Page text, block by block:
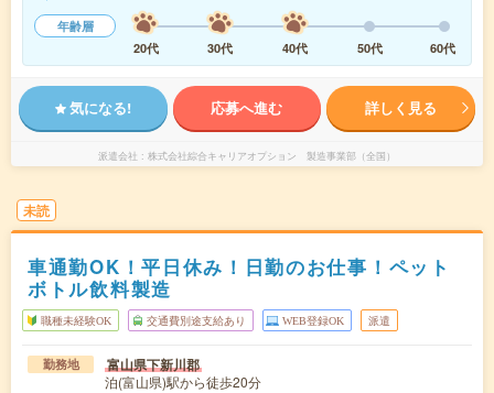
年齢層
20代
30代 40代 50代 60代
気になる! 応募へ進む 詳しく見る
派遣会社 株式会社綜合キャリアオプション 製造事業部（全国）
未読
車通勤OK！平日休み！日勤のお仕事！ペット
ボトル飲料製造
職種未経験OK 交通費別途支給あり WEB登録OK 派遣
勤務地 富山県下新川郡
泊(富山県)駅から徒歩20分